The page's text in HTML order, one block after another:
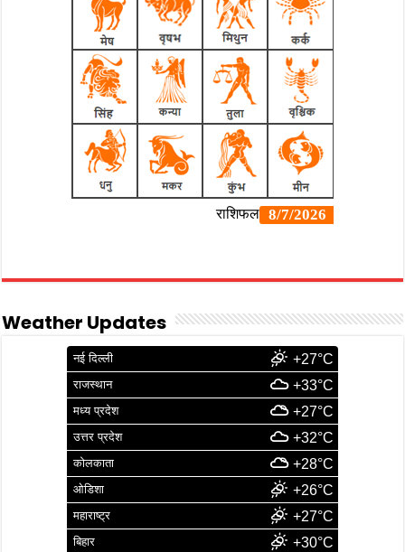
Weather Updates
नई दिल्ली +27°C
राजस्थान +33°C
मध्य प्रदेश +27°C
उत्तर प्रदेश +32°C
कोलकाता +28°C
ओडिशा +26°C
महाराष्ट्र +27°C
बिहार +30°C